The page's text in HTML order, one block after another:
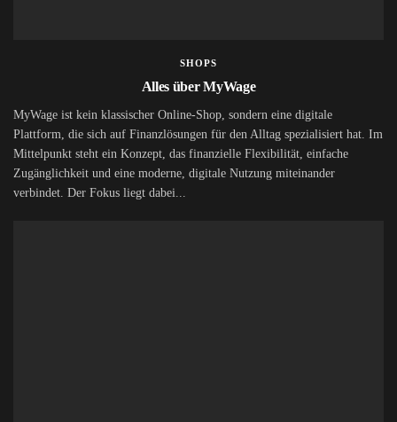
SHOPS
Alles über MyWage
MyWage ist kein klassischer Online-Shop, sondern eine digitale
Plattform, die sich auf Finanzlösungen für den Alltag spezialisiert hat. Im
Mittelpunkt steht ein Konzept, das finanzielle Flexibilität, einfache
Zugänglichkeit und eine moderne, digitale Nutzung miteinander
verbindet. Der Fokus liegt dabei...